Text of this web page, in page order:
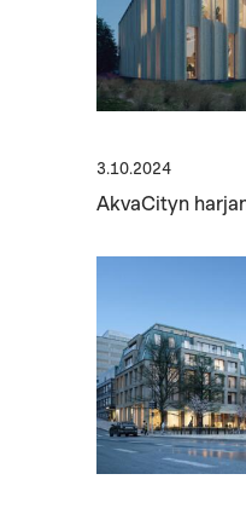
3.10.2024
AkvaCityn